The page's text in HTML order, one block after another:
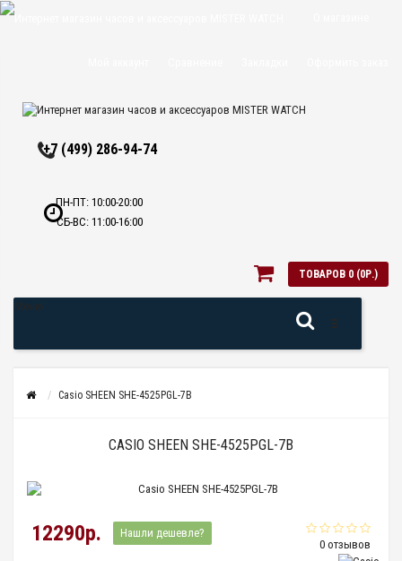
+7 (499) 286-94-74
ПН-ПТ: 10:00-20:00
СБ-ВС: 11:00-16:00
ТОВАРОВ 0 (0Р.)
Casio SHEEN SHE-4525PGL-7B
CASIO SHEEN SHE-4525PGL-7B
0 отзывов
12290р. Нашли дешевле?